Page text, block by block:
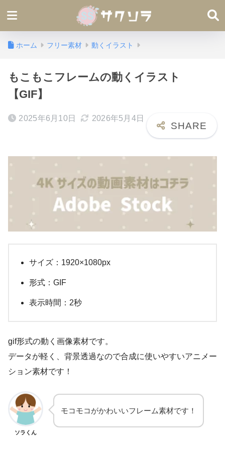
ホーム フリー素材 動くイラスト
もこもこフレームの動くイラスト
【GIF】
2025年6月10日 2026年5月4日
サイズ：1920×1080px
形式：GIF
表示時間：2秒
gif形式の動く画像素材です。
データが軽く、背景透過なので合成に使いやすいアニメー
ション素材です！
ソラくん
モコモコがかわいいフレーム素材です！